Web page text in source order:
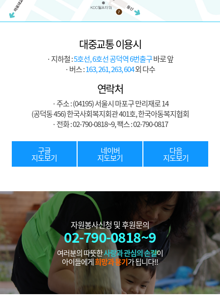
대중교통 이용시
· 지하철 :5호선, 6호선 공덕역 6번출구바로 앞
· 버스 :163, 261, 263, 604외 다수
연락처
· 주소 : (04195) 서울시 마포구 만리재로 14
(공덕동 456) 한국사회복지회관 401호, 한국아동복지협회
· 전화 : 02-790-0818~9, 팩스 : 02-790-0817
구글
지도보기
네이버
지도보기
다음
지도보기
자원봉사신청 및 후원문의
02-790-0818~9
여러분의 따뜻한사랑과 관심의 손길이
아이들에게희망과 용기가 됩니다!!